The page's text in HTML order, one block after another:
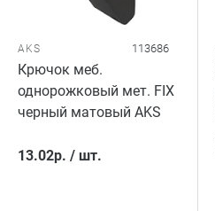
AKS 113686
Крючок меб.
однорожковый мет. FIX
черный матовый AKS
13.02р. / шт.